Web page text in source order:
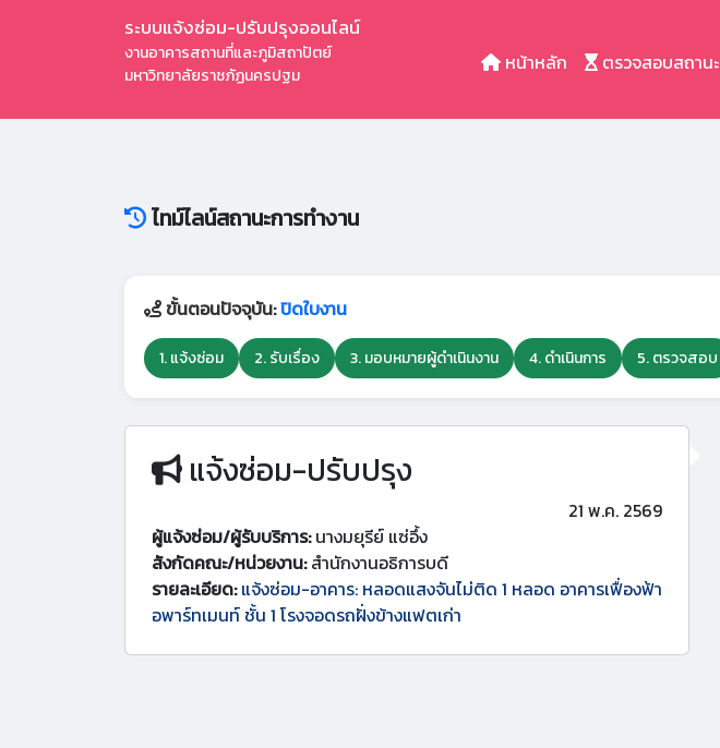
ระบบแจ้งซ่อม-ปรับปรุงออนไลน์
งานอาคารสถานที่และภูมิสถาปัตย์
มหาวิทยาลัยราชภัฏนครปฐม
หน้าหลัก ตรวจสอบสถานะ
ไทม์ไลน์สถานะการทำงาน
ขั้นตอนปัจจุบัน:ปิดใบงาน
1. แจ้งซ่อม 2. รับเรื่อง 3. มอบหมายผู้ดำเนินงาน 4. ดำเนินการ 5. ตรวจสอบ
แจ้งซ่อม-ปรับปรุง
21 พ.ค. 2569
ผู้แจ้งซ่อม/ผู้รับบริการ:นางมยุรีย์ แซ่อึ้ง
สังกัดคณะ/หน่วยงาน:สำนักงานอธิการบดี
รายละเอียด: แจ้งซ่อม-อาคาร: หลอดแสงจันไม่ติด 1 หลอด อาคารเฟื่องฟ้า
อพาร์ทเมนท์ ชั้น 1 โรงจอดรถฝั่งข้างแฟตเก่า